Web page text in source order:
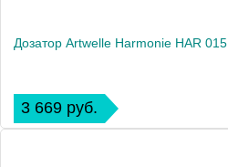
Дозатор Artwelle Harmonie HAR 015
3 669 руб.